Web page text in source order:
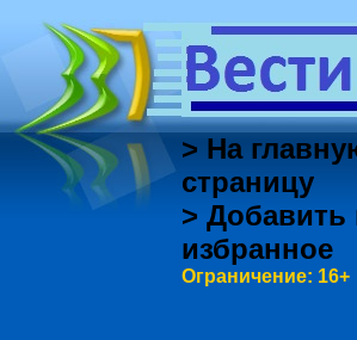
> На
страницу
> Добавить
избранное
Ограничение: 16+